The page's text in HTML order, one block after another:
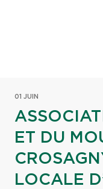
01 JUIN
ET DU
LOCALE